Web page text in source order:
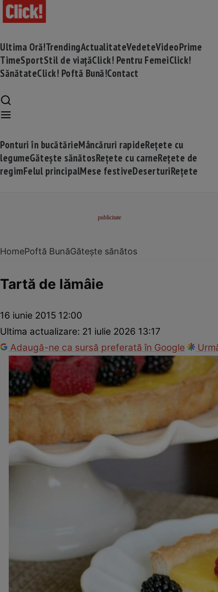
Ultima Oră!TrendingActualitateVedeteVideoPrime
TimeSportStil de viațăClick! Pentru FemeiClick!
SănătateClick! Poftă Bună!Contact
Ponturi în bucătărieMâncăruri rapideRețete cu
legumeGătește sănătosRețete cu carneRețete de
regimFelul principalMese festiveDeserturiRețete
HomePoftă BunăGătește sănătos
Tartă de lămâie
16 iunie 2015 12:00
Ultima actualizare: 21 iulie 2026 13:17
Adaugă-ne ca sursă preferată în Google